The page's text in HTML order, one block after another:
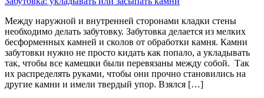
Между наружной и внутренней сторонами кладки стены
необходимо делать забутовку. Забутовка делается из мелких
бесформенных камней и сколов от обработки камня. Камни
забутовки нужно не просто кидать как попало, а укладывать
так, чтобы все камешки были перевязаны между собой. Так
их распределять руками, чтобы они прочно становились на
другие камни и имели твердый упор. Взялся […]